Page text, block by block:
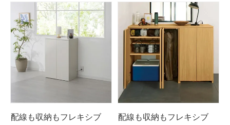
配線も収納もフレキシブ
配線も収納もフレキシブ